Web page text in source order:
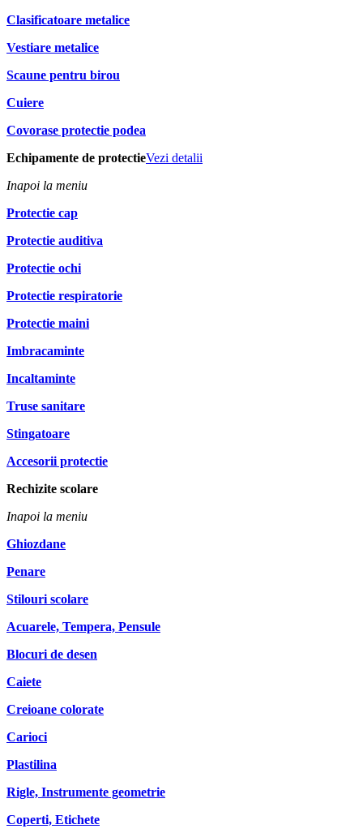
Clasificatoare metalice
Vestiare metalice
Scaune pentru birou
Cuiere
Covorase protectie podea
Echipamente de protectieVezi detalii
Inapoi la meniu
Protectie cap
Protectie auditiva
Protectie ochi
Protectie respiratorie
Protectie maini
Imbracaminte
Incaltaminte
Truse sanitare
Stingatoare
Accesorii protectie
Rechizite scolare
Inapoi la meniu
Ghiozdane
Penare
Stilouri scolare
Acuarele, Tempera, Pensule
Blocuri de desen
Caiete
Creioane colorate
Carioci
Plastilina
Rigle, Instrumente geometrie
Coperti, Etichete